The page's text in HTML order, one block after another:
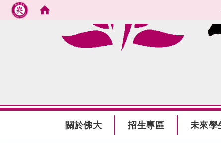
跳到主要內容
關於佛大 招生專區 未來學